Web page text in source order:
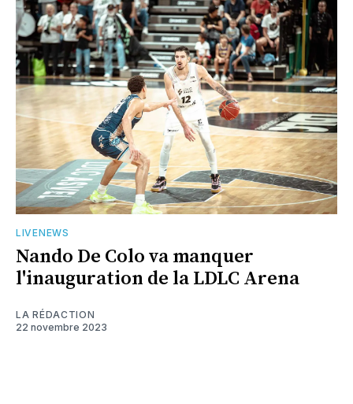
LIVENEWS
Nando De Colo va manquer
l'inauguration de la LDLC Arena
LA RÉDACTION
22 novembre 2023